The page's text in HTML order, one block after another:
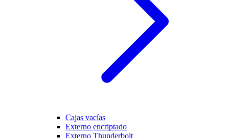
Cajas vacías
Externo encriptado
Externo Thunderbolt